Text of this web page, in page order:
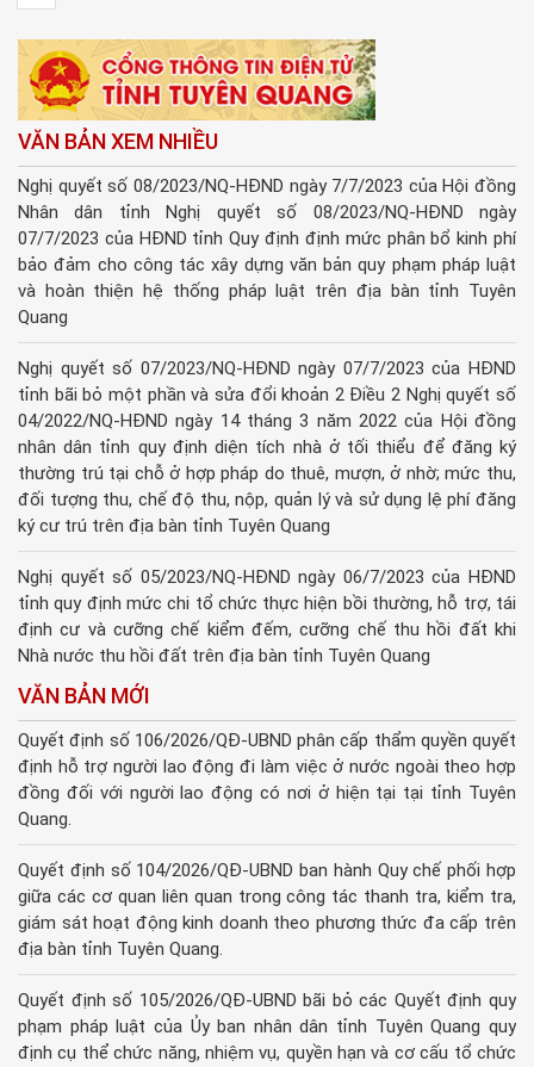
VĂN BẢN XEM NHIỀU
Nghị quyết số 08/2023/NQ-HĐND ngày 7/7/2023 của Hội đồng
Nhân dân tỉnh Nghị quyết số 08/2023/NQ-HĐND ngày
07/7/2023 của HĐND tỉnh Quy định định mức phân bổ kinh phí
bảo đảm cho công tác xây dựng văn bản quy phạm pháp luật
và hoàn thiện hệ thống pháp luật trên địa bàn tỉnh Tuyên
Quang
Nghị quyết số 07/2023/NQ-HĐND ngày 07/7/2023 của HĐND
tỉnh bãi bỏ một phần và sửa đổi khoản 2 Điều 2 Nghị quyết số
04/2022/NQ-HĐND ngày 14 tháng 3 năm 2022 của Hội đồng
nhân dân tỉnh quy định diện tích nhà ở tối thiểu để đăng ký
thường trú tại chỗ ở hợp pháp do thuê, mượn, ở nhờ; mức thu,
đối tượng thu, chế độ thu, nộp, quản lý và sử dụng lệ phí đăng
ký cư trú trên địa bàn tỉnh Tuyên Quang
Nghị quyết số 05/2023/NQ-HĐND ngày 06/7/2023 của HĐND
tỉnh quy định mức chi tổ chức thực hiện bồi thường, hỗ trợ, tái
định cư và cưỡng chế kiểm đếm, cưỡng chế thu hồi đất khi
Nhà nước thu hồi đất trên địa bàn tỉnh Tuyên Quang
VĂN BẢN MỚI
Quyết định số 106/2026/QĐ-UBND phân cấp thẩm quyền quyết
định hỗ trợ người lao động đi làm việc ở nước ngoài theo hợp
đồng đối với người lao động có nơi ở hiện tại tại tỉnh Tuyên
Quang.
Quyết định số 104/2026/QĐ-UBND ban hành Quy chế phối hợp
giữa các cơ quan liên quan trong công tác thanh tra, kiểm tra,
giám sát hoạt động kinh doanh theo phương thức đa cấp trên
địa bàn tỉnh Tuyên Quang.
Quyết định số 105/2026/QĐ-UBND bãi bỏ các Quyết định quy
phạm pháp luật của Ủy ban nhân dân tỉnh Tuyên Quang quy
định cụ thể chức năng, nhiệm vụ, quyền hạn và cơ cấu tổ chức